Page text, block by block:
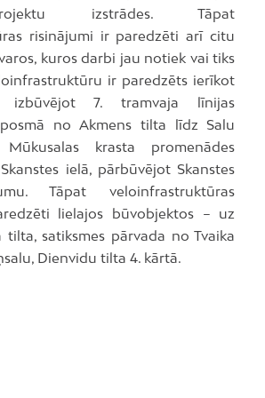
izstrādes. Tāpat
risinājumi ir paredzēti arī citu
kuros darbi jau notiek vai tiks
ir paredzēts ierīkot
izbūvējot 7. tramvaja līnijas
no Akmens tilta līdz Salu
krasta promenādes
ielā, pārbūvējot Skanstes
Tāpat veloinfrastruktūras
lielajos būvobjektos – uz
tilta, satiksmes pārvada no Tvaika
Dienvidu tilta 4. kārtā.